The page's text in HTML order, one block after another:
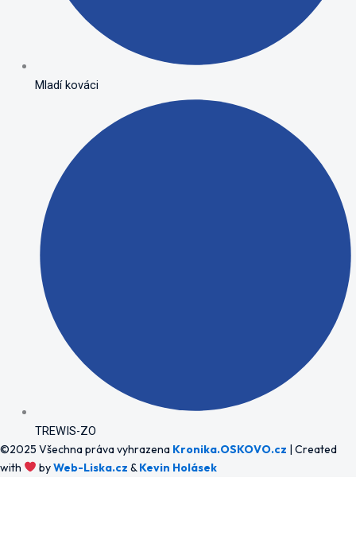
Mladí kováci
TREWIS-ZO
©2025 Všechna práva vyhrazena Kronika.OSKOVO.cz | Created
with
byWeb-Liska.cz &Kevin Holásek